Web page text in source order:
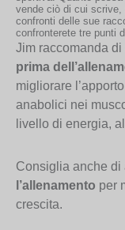
vende ciò di cui
confronti delle sue
confronterete tre punti
Jim raccomanda
prima
migliorare
anabolici nei
livello di energia,
Consiglia anche di
l’allenamento per
crescita.